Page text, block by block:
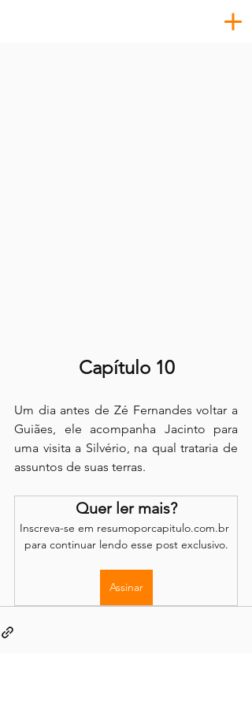
Capítulo 10
Um dia antes de Zé Fernandes voltar a
Guiães, ele acompanha Jacinto para
uma visita a Silvério, na qual trataria de
assuntos de suas terras.
Quer ler mais?
Inscreva-se em resumoporcapitulo.com.br
para continuar lendo esse post exclusivo.
Assinar